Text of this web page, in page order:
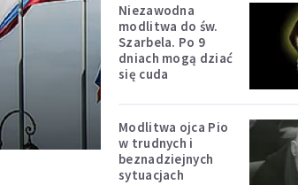
Niezawodna
modlitwa do św.
Szarbela. Po 9
dniach mogą dziać
się cuda
Modlitwa ojca Pio
w trudnych i
beznadziejnych
sytuacjach